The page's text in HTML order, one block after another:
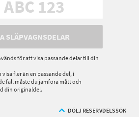
SLÄPVAGNSDELAR
för att visa passande delar till din
visa fler än en passande del, i
fall måste du jämföra mått och
din originaldel.
DÖLJ RESERVDELSSÖK